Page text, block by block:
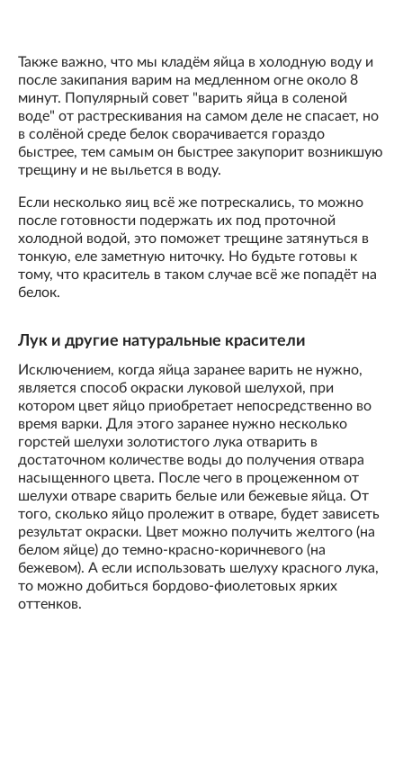
Также важно, что мы кладём яйца в холодную воду и
после закипания варим на медленном огне около 8
минут. Популярный совет "варить яйца в соленой
воде" от растрескивания на самом деле не спасает, но
в солёной среде белок сворачивается гораздо
быстрее, тем самым он быстрее закупорит возникшую
трещину и не выльется в воду.
Если несколько яиц всё же потрескались, то можно
после готовности подержать их под проточной
холодной водой, это поможет трещине затянуться в
тонкую, еле заметную ниточку. Но будьте готовы к
тому, что краситель в таком случае всё же попадёт на
белок.
Лук и другие натуральные красители
Исключением, когда яйца заранее варить не нужно,
является способ окраски луковой шелухой, при
котором цвет яйцо приобретает непосредственно во
время варки. Для этого заранее нужно несколько
горстей шелухи золотистого лука отварить в
достаточном количестве воды до получения отвара
насыщенного цвета. После чего в процеженном от
шелухи отваре сварить белые или бежевые яйца. От
того, сколько яйцо пролежит в отваре, будет зависеть
результат окраски. Цвет можно получить желтого (на
белом яйце) до темно-красно-коричневого (на
бежевом). А если использовать шелуху красного лука,
то можно добиться бордово-фиолетовых ярких
оттенков.